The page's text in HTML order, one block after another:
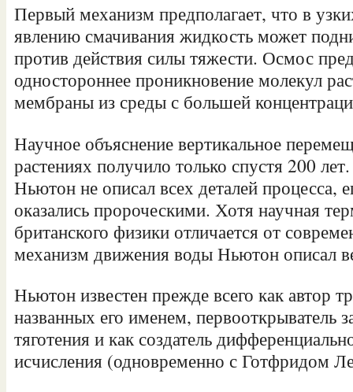
Первый механизм предполагает, что в
явлению смачивания жидкость может
против действия силы тяжести. Осмос
одностороннее проникновение молекул
мембраны из среды с большей
Научное объяснение вертикальное
растениях получило только спустя 200
Ньютон не описал всех деталей процесса,
оказались пророческими. Хотя научная
британского физики отличается от
механизм движения воды Ньютон описал
Ньютон известен прежде всего как автор
названных его именем, первооткрыватель
тяготения и как создатель
исчисления (одновременно с Готфридом